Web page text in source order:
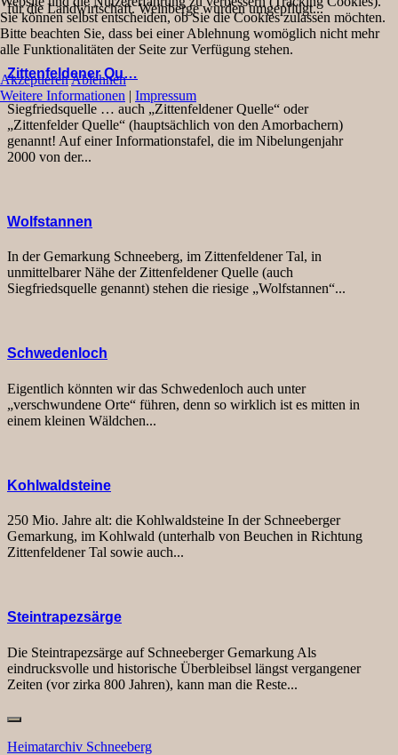
für die Landwirtschaft. Weinberge wurden umgepflügt...
Zittenfeldener Qu…
Siegfriedsquelle … auch „Zittenfeldener Quelle“ oder
„Zittenfelder Quelle“ (hauptsächlich von den Amorbachern)
genannt! Auf einer Informationstafel, die im Nibelungenjahr
2000 von der...
Wolfstannen
In der Gemarkung Schneeberg, im Zittenfeldener Tal, in
unmittelbarer Nähe der Zittenfeldener Quelle (auch
Siegfriedsquelle genannt) stehen die riesige „Wolfstannen“...
Schwedenloch
Eigentlich könnten wir das Schwedenloch auch unter
„verschwundene Orte“ führen, denn so wirklich ist es mitten in
einem kleinen Wäldchen...
Kohlwaldsteine
250 Mio. Jahre alt: die Kohlwaldsteine In der Schneeberger
Gemarkung, im Kohlwald (unterhalb von Beuchen in Richtung
Zittenfeldener Tal sowie auch...
Steintrapezsärge
Die Steintrapezsärge auf Schneeberger Gemarkung Als
eindrucksvolle und historische Überbleibsel längst vergangener
Zeiten (vor zirka 800 Jahren), kann man die Reste...
Heimatarchiv Schneeberg
Sie können selbst entscheiden, ob Sie die Cookies zulassen möchten.
Bitte beachten Sie, dass bei einer Ablehnung womöglich nicht mehr
alle Funktionalitäten der Seite zur Verfügung stehen.
AkzeptierenAblehnen
Weitere Informationen | Impressum